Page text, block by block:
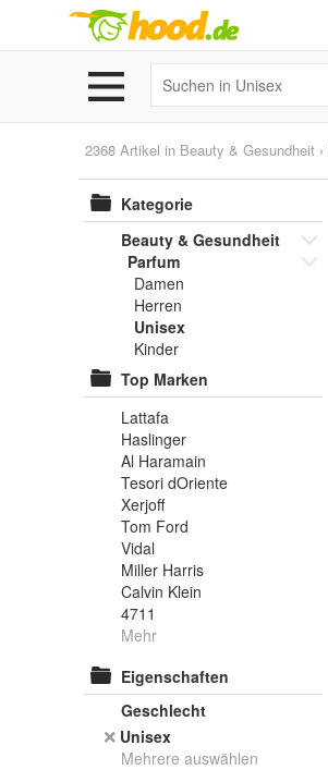
2368 Artikel in Beauty & Gesundheit ›
Kategorie
Beauty & Gesundheit
Parfum
Damen
Herren
Unisex
Kinder
Top Marken
Lattafa
Haslinger
Al Haramain
Tesori dOriente
Xerjoff
Tom Ford
Vidal
Miller Harris
Calvin Klein
4711
Mehr
Eigenschaften
Geschlecht
Unisex
Mehrere auswählen